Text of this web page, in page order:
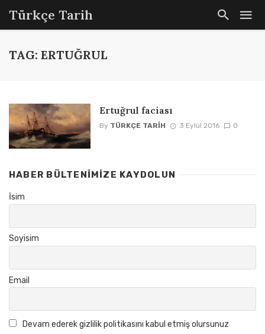
Türkçe Tarih
TAG: ERTUĞRUL
Ertuğrul faciası
By TÜRKÇE TARIH 3 Eylül 2016 0
HABER BÜLTENIMIZE KAYDOLUN
İsim
Soyisim
Email
Devam ederek gizlilik politikasını kabul etmiş olursunuz